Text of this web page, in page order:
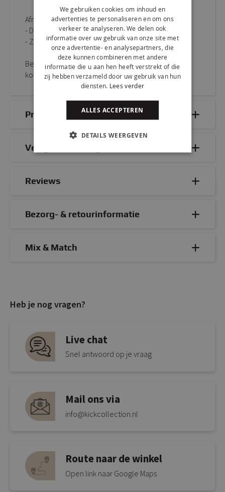
Afmetingen:
- D 53 cm x B 48 cm x H 85 cm
- Zithoogte: 48 cm
Bestel KICK kuipstoel VELVET eenvoudig online of
kom proefzitten in onze sfeervolle showroom.
Productdetails
Veelgestelde vragen
Reviews
Bezorg- & retourinformatie
Mix & Match
Heb je nog vragen?
Live chat
Snel antwoord op je vraag
Mail ons via
info@kickcollection.nl
Route naar de winkel
Open link naar Google Maps
We gebruiken cookies om inhoud en
advertenties te personaliseren en om ons
verkeer te analyseren. We delen ook
informatie over uw gebruik van onze site met
onze advertentie- en analysepartners, die
deze kunnen combineren met andere
informatie die u aan hen heeft verstrekt of die
zij hebben verzameld door uw gebruik van hun
diensten. Lees verder
ALLES ACCEPTEREN
DETAILS WEERGEVEN